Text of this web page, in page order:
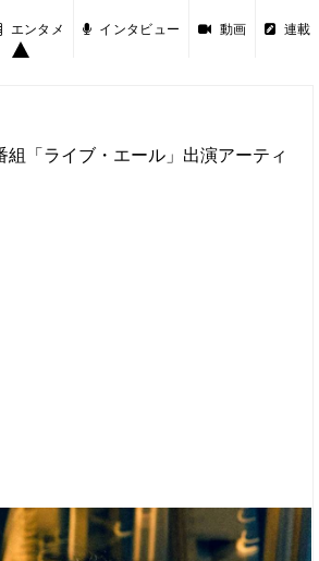
エンタメ インタビュー 動画 連載
組「ライブ・エール」出演アーティ